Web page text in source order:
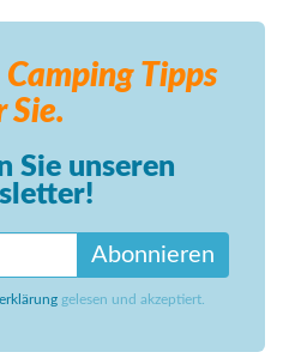
Tipps
Sie.
Sie unseren
Abonnieren
gelesen und akzeptiert.